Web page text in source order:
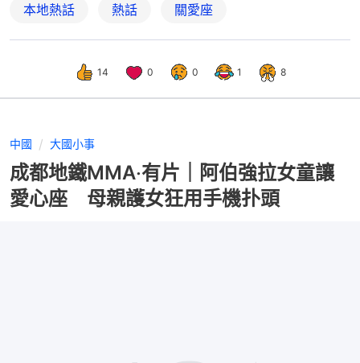
本地熱話 熱話 關愛座
14 0 0 1 8
中國 大國小事
成都地鐵MMA‧有片｜阿伯強拉女童讓
愛心座 母親護女狂用手機扑頭